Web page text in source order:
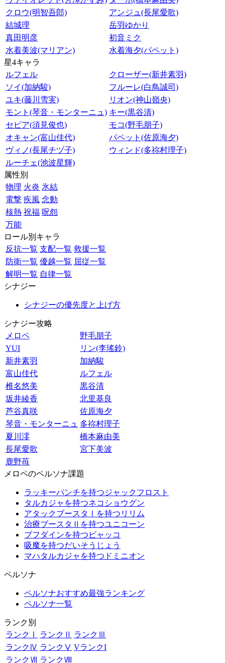
クロウ(明智吾郎)
アンジュ(長尾愛歌)
結城理
岳羽ゆかり
真田明彦
初音ミク
水着美波(マリアン)
水着海夕(パペット)
星4キャラ
ルフェル
クローザー(新井素羽)
ソイ(加納駿)
フルーレ(白鳥誠司)
ユキ(藤川雪実)
リオン(神山嶺央)
モント(琴音・モンターニュ) キー(黒谷清)
セピア(須見俊也)
モコ(野毛朋子)
オキャン(富山佳代)
パペット(佐原海夕)
ヴィノ(長尾チヅ子)
ウィンド(多祢村理子)
ルーチェ(池波星輝)
属性別
物理 火炎 氷結
電撃 疾風 念動
核熱 祝福 呪怨
万能
ロール別キャラ
反抗一覧 支配一覧 救援一覧
防衛一覧 優越一覧 屈従一覧
解明一覧 自律一覧
シナジー
シナジーの優先度と上げ方
シナジー攻略
メロペ
野毛朋子
YUI
リン(李瑤鈴)
新井素羽
加納駿
富山佳代
ルフェル
椎名悠美
黒谷清
坂井綾香
北里基良
芦谷真咲
佐原海夕
琴音・モンターニュ 多祢村理子
夏川澪
橋本麻由美
長尾愛歌
宮下美波
鹿野苺
メロペのペルソナ課題
ラッキーパンチを持つジャックフロスト
タルカジャを持つネコショウグン
アタックブースタⅠを持つリリム
治療ブースタⅡを持つユニコーン
ブフダインを持つビャッコ
吸魔を持つだいそうじょう
マハタルカジャを持つドミニオン
ペルソナ
ペルソナおすすめ最強ランキング
ペルソナ一覧
ランク別
ランクⅠ
ランクⅡ ランクⅢ
ランクⅣ ランクⅤ VランクI
ランクⅦ ランクⅧ